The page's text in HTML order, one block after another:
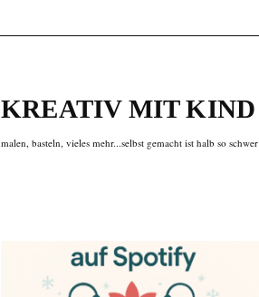
KREATIV MIT KIND
malen, basteln, vieles mehr...selbst gemacht ist halb so schwer